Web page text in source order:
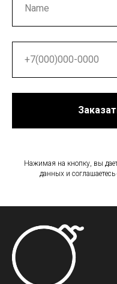
Нажимая на кнопку, вы
данных и